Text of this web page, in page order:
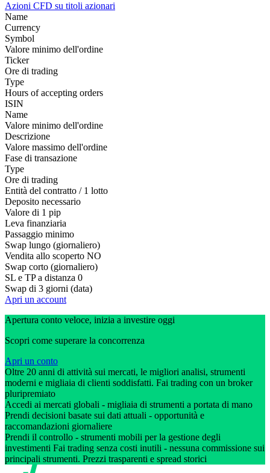
Azioni CFD su titoli azionari
Name
Currency
Symbol
Valore minimo dell'ordine
Ticker
Ore di trading
Type
Hours of accepting orders
ISIN
Name
Valore minimo dell'ordine
Descrizione
Valore massimo dell'ordine
Fase di transazione
Type
Ore di trading
Entità del contratto / 1 lotto
Deposito necessario
Valore di 1 pip
Leva finanziaria
Passaggio minimo
Swap lungo (giornaliero)
Vendita allo scoperto NO
Swap corto (giornaliero)
SL e TP a distanza 0
Swap di 3 giorni (data)
Apri un account
Apertura conto veloce, inizia a investire oggi
Scopri come superare la concorrenza
Apri un conto
Oltre 20 anni di attività sui mercati, le migliori analisi, strumenti
moderni e migliaia di clienti soddisfatti. Fai trading con un broker
pluripremiato
Accedi ai mercati globali - migliaia di strumenti a portata di mano
Prendi decisioni basate sui dati attuali - opportunità e
raccomandazioni giornaliere
Prendi il controllo - strumenti mobili per la gestione degli
investimenti Fai trading senza costi inutili - nessuna commissione sui
principali strumenti. Prezzi trasparenti e spread storici